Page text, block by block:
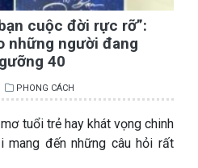
cuộc đời rực rỡ”:
những người đang
40
PHONG CÁCH
tuổi trẻ hay khát vọng chinh
đến những câu hỏi rất